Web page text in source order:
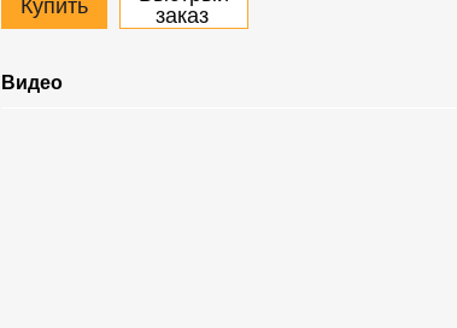
Купить
заказ
Видео